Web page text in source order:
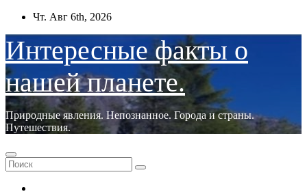
Перейти
содержимому
Чт. Авг 6th, 2026
Интересные факты о
нашей планете.
Природные явления. Непознанное. Города и страны.
Путешествия.